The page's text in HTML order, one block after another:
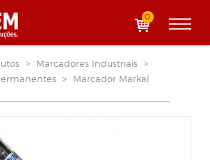
0
> Marcadores Industriais >
>
Marcador Markal